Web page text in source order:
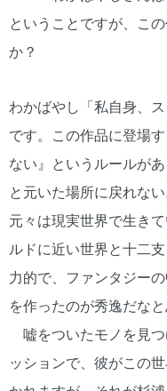
ということですが、こ
か？
わかばやし「私自身、
です。この作品に登場
ない』というルールが
と元いた場所に戻れな
元々は現実世界で生き
ルドに近い世界と十二
力的で、ファンタジー
を作ったのが秀逸だなと
嘘をついたモノを見
ッションで、彼がこの